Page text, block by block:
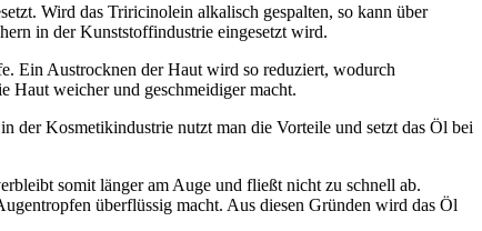
Wird das Triricinolein alkalisch gespalten, so kann über
in der Kunststoffindustrie eingesetzt wird.
Ein Austrocknen der Haut wird so reduziert, wodurch
Haut weicher und geschmeidiger macht.
der Kosmetikindustrie nutzt man die Vorteile und setzt das Öl bei
somit länger am Auge und fließt nicht zu schnell ab.
überflüssig macht. Aus diesen Gründen wird das Öl